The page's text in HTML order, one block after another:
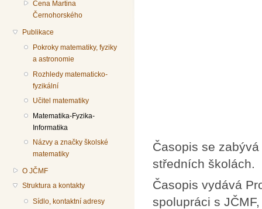
Cena Martina
Černohorského
Publikace
Pokroky matematiky, fyziky
a astronomie
Rozhledy matematicko-
fyzikální
Učitel matematiky
Matematika-Fyzika-
Informatika
Názvy a značky školské
matematiky
O JČMF
Struktura a kontakty
Sídlo, kontaktní adresy
Časopis se
středních školách.
Časopis vydává
spolupráci s